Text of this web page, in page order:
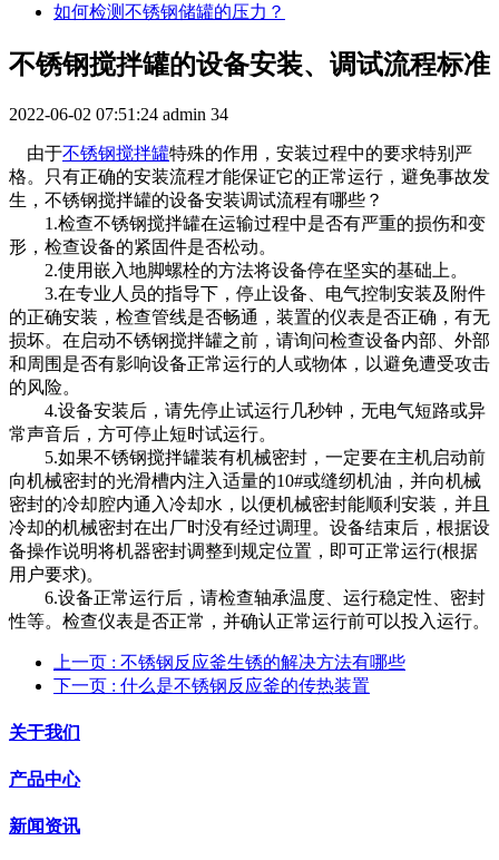
如何检测不锈钢储罐的压力？
不锈钢搅拌罐的设备安装、调试流程标准
2022-06-02 07:51:24 admin 34
由于不锈钢搅拌罐特殊的作用，安装过程中的要求特别严
格。只有正确的安装流程才能保证它的正常运行，避免事故发
生，不锈钢搅拌罐的设备安装调试流程有哪些？
1.检查不锈钢搅拌罐在运输过程中是否有严重的损伤和变
形，检查设备的紧固件是否松动。
2.使用嵌入地脚螺栓的方法将设备停在坚实的基础上。
3.在专业人员的指导下，停止设备、电气控制安装及附件
的正确安装，检查管线是否畅通，装置的仪表是否正确，有无
损坏。在启动不锈钢搅拌罐之前，请询问检查设备内部、外部
和周围是否有影响设备正常运行的人或物体，以避免遭受攻击
的风险。
4.设备安装后，请先停止试运行几秒钟，无电气短路或异
常声音后，方可停止短时试运行。
5.如果不锈钢搅拌罐装有机械密封，一定要在主机启动前
向机械密封的光滑槽内注入适量的10#或缝纫机油，并向机械
密封的冷却腔内通入冷却水，以便机械密封能顺利安装，并且
冷却的机械密封在出厂时没有经过调理。设备结束后，根据设
备操作说明将机器密封调整到规定位置，即可正常运行(根据
用户要求)。
6.设备正常运行后，请检查轴承温度、运行稳定性、密封
性等。检查仪表是否正常，并确认正常运行前可以投入运行。
上一页 : 不锈钢反应釜生锈的解决方法有哪些
下一页 : 什么是不锈钢反应釜的传热装置
关于我们
产品中心
新闻资讯